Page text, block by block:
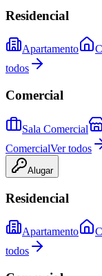
Residencial
Apartamento
todos
Comercial
Sala Comercial
ComercialVer todos
Alugar
Residencial
Apartamento
todos